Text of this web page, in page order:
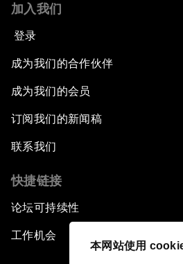
本网站使用
加入我们
登录
成为我们的合作伙伴
成为我们的会员
订阅我们的新闻稿
联系我们
快捷链接
论坛可持续性
工作机会